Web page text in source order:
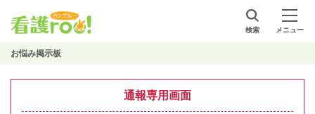
検索 メニュー
お悩み掲示板
通報専用画面